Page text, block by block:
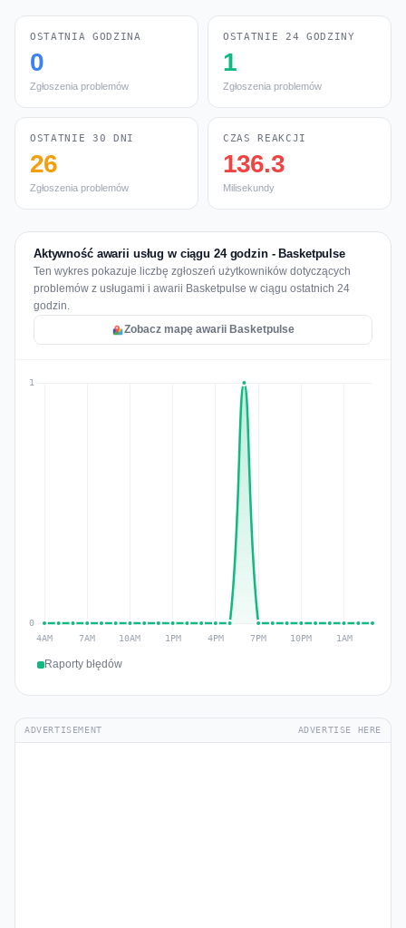
OSTATNIA GODZINA
0
Zgłoszenia problemów
OSTATNIE 24 GODZINY
1
Zgłoszenia problemów
OSTATNIE 30 DNI
26
Zgłoszenia problemów
CZAS REAKCJI
136.3
Milisekundy
Aktywność awarii usług w ciągu 24 godzin - Basketpulse
Ten wykres pokazuje liczbę zgłoszeń użytkowników dotyczących
problemów z usługami i awarii Basketpulse w ciągu ostatnich 24
godzin.
Zobacz mapę awarii Basketpulse
Raporty błędów
ADVERTISEMENT ADVERTISE HERE